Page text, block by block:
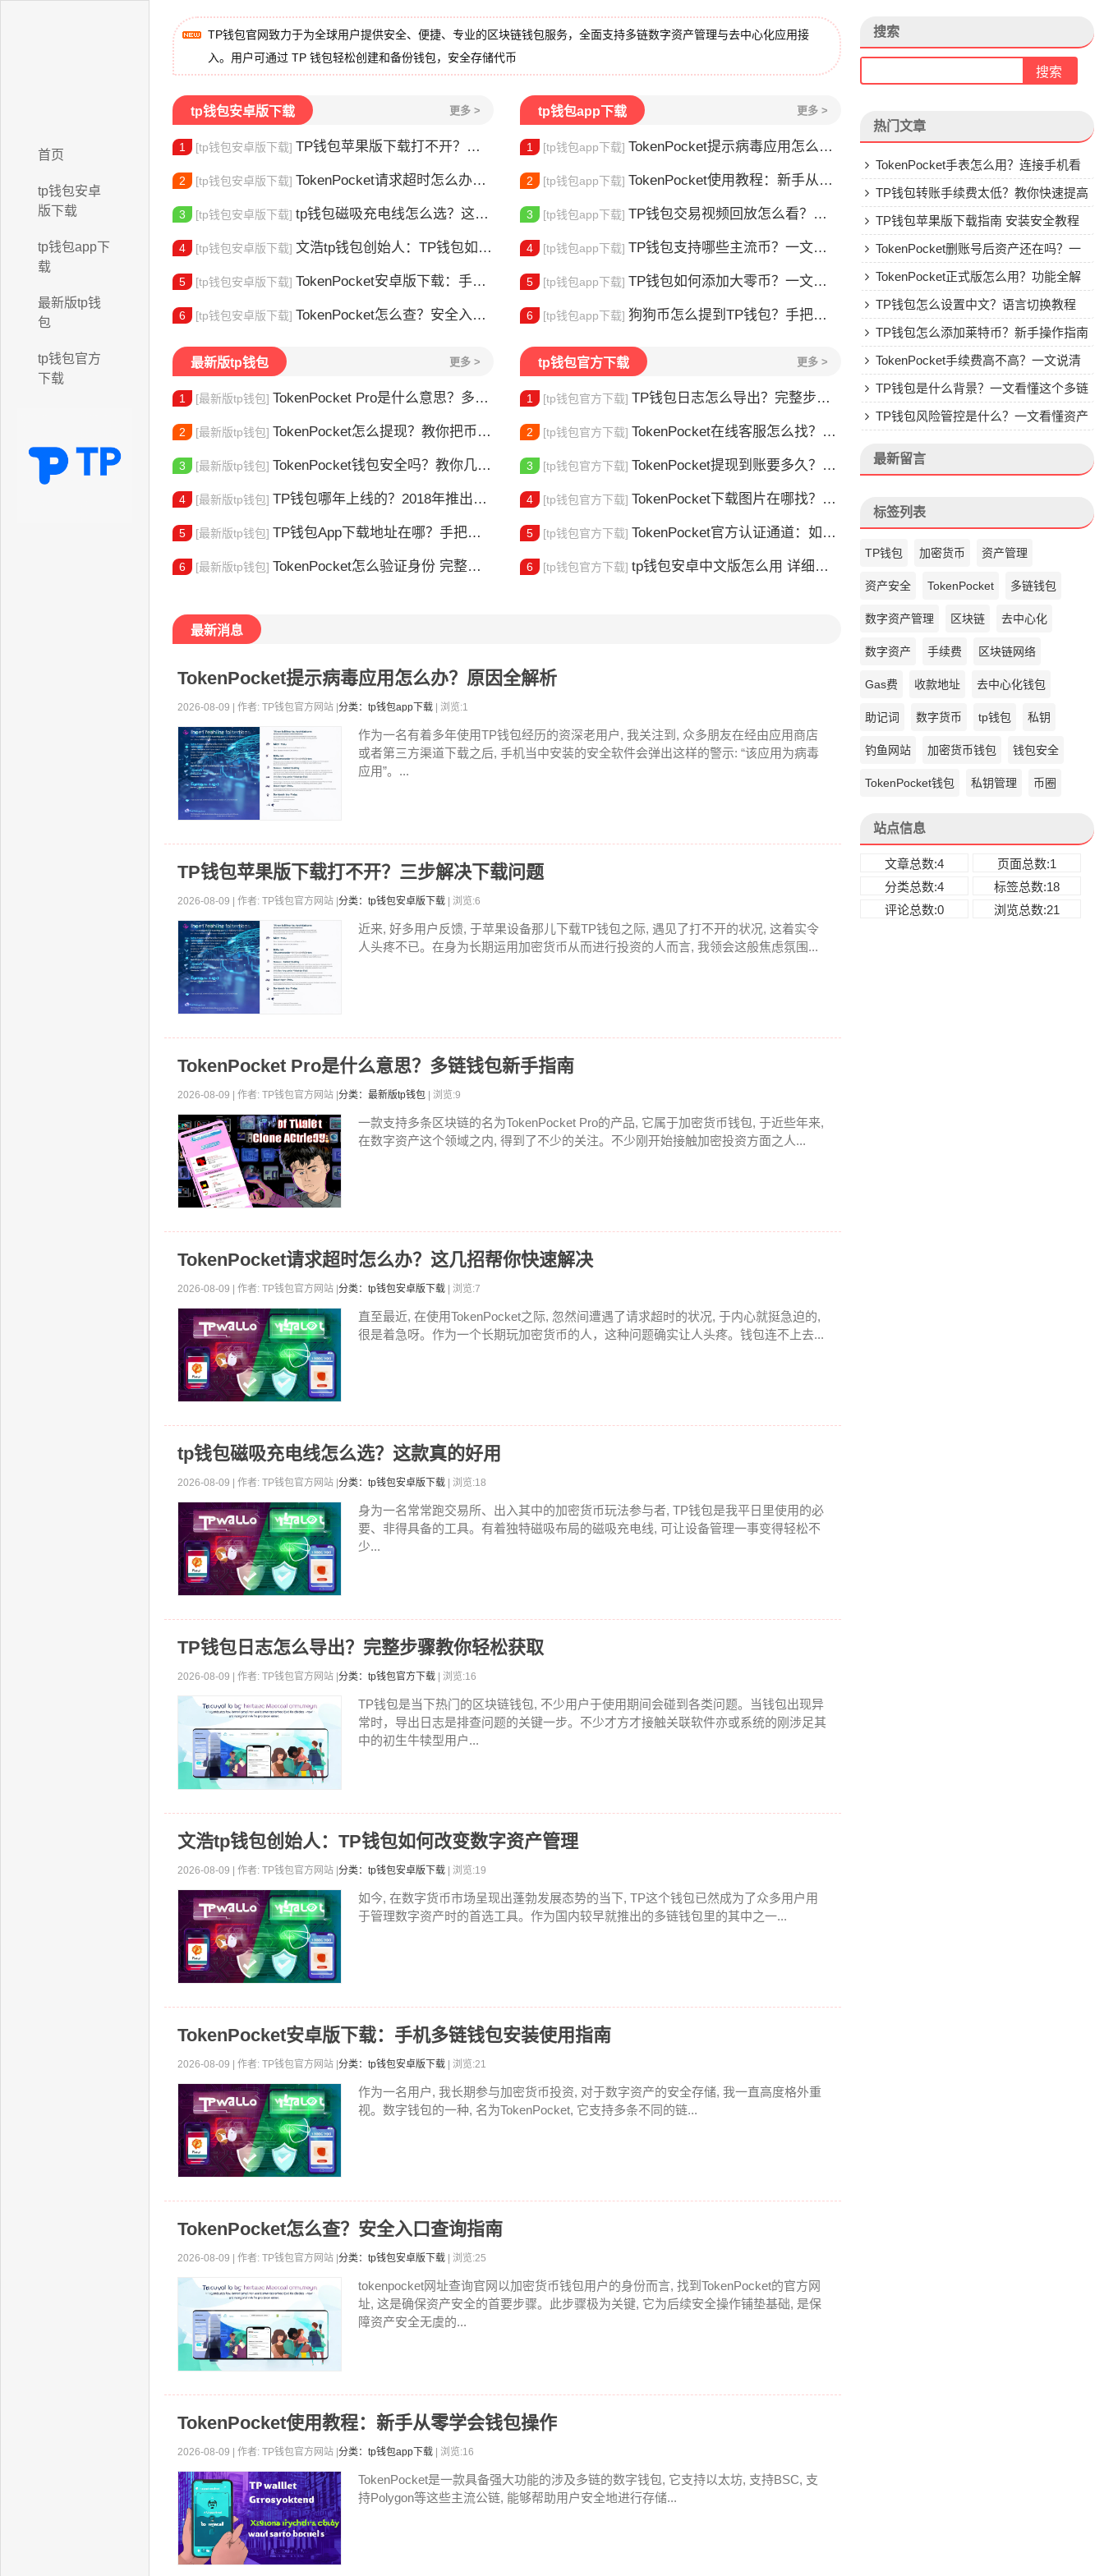
首页
tp钱包安卓
版下载
tp钱包app下
载
最新版tp钱
包
tp钱包官方
下载
TP钱包官网致力于为全球用户提供安全、便捷、专业的区块链钱包服务，全面支持多链数字资产管理与去中心化应用接
入。用户可通过 TP 钱包轻松创建和备份钱包，安全存储代币
tp钱包安卓版下载 更多 >
1 [tp钱包安卓版下载] TP钱包苹果版下载打不开？三步解决下载问题
2 [tp钱包安卓版下载] TokenPocket请求超时怎么办？这几招帮你快速解决
3 [tp钱包安卓版下载] tp钱包磁吸充电线怎么选？这款真的好用
4 [tp钱包安卓版下载] 文浩tp钱包创始人：TP钱包如何改变数字资产管理
5 [tp钱包安卓版下载] TokenPocket安卓版下载：手机多链钱包安装使用指南
6 [tp钱包安卓版下载] TokenPocket怎么查？安全入口查询指南
tp钱包app下载 更多 >
1 [tp钱包app下载] TokenPocket提示病毒应用怎么办？原因全解析
2 [tp钱包app下载] TokenPocket使用教程：新手从零学会钱包操作
3 [tp钱包app下载] TP钱包交易视频回放怎么看？一文教你轻松找回
4 [tp钱包app下载] TP钱包支持哪些主流币？一文看懂
5 [tp钱包app下载] TP钱包如何添加大零币？一文教你轻松操作
6 [tp钱包app下载] 狗狗币怎么提到TP钱包？手把手教你安全转入
最新版tp钱包 更多 >
1 [最新版tp钱包] TokenPocket Pro是什么意思？多链钱包新手指南
2 [最新版tp钱包] TokenPocket怎么提现？教你把币安全换成现金
3 [最新版tp钱包] TokenPocket钱包安全吗？教你几招自查
4 [最新版tp钱包] TP钱包哪年上线的？2018年推出的多链钱包全解析
5 [最新版tp钱包] TP钱包App下载地址在哪？手把手教你安全下载
6 [最新版tp钱包] TokenPocket怎么验证身份 完整教程分享 手把手教你完成KYC认证流程
tp钱包官方下载 更多 >
1 [tp钱包官方下载] TP钱包日志怎么导出？完整步骤教你轻松获取
2 [tp钱包官方下载] TokenPocket在线客服怎么找？人工客服快速接入攻略
3 [tp钱包官方下载] TokenPocket提现到账要多久？别把钱包当银行，看完这篇就懂了
4 [tp钱包官方下载] TokenPocket下载图片在哪找？官方渠道最靠谱
5 [tp钱包官方下载] TokenPocket官方认证通道：如何找到真正的官方渠道
6 [tp钱包官方下载] tp钱包安卓中文版怎么用 详细安装教程
最新消息
TokenPocket提示病毒应用怎么办？原因全解析
2026-08-09 | 作者: TP钱包官方网站 | 分类：tp钱包app下载 | 浏览:1
作为一名有着多年使用TP钱包经历的资深老用户, 我关注到, 众多朋友在经由应用商店
或者第三方渠道下载之后, 手机当中安装的安全软件会弹出这样的警示: “该应用为病毒
应用”。...
TP钱包苹果版下载打不开？三步解决下载问题
2026-08-09 | 作者: TP钱包官方网站 | 分类：tp钱包安卓版下载 | 浏览:6
近来, 好多用户反馈, 于苹果设备那儿下载TP钱包之际, 遇见了打不开的状况, 这着实令
人头疼不已。在身为长期运用加密货币从而进行投资的人而言, 我领会这般焦虑氛围...
TokenPocket Pro是什么意思？多链钱包新手指南
2026-08-09 | 作者: TP钱包官方网站 | 分类：最新版tp钱包 | 浏览:9
一款支持多条区块链的名为TokenPocket Pro的产品, 它属于加密货币钱包, 于近些年来,
在数字资产这个领域之内, 得到了不少的关注。不少刚开始接触加密投资方面之人...
TokenPocket请求超时怎么办？这几招帮你快速解决
2026-08-09 | 作者: TP钱包官方网站 | 分类：tp钱包安卓版下载 | 浏览:7
直至最近, 在使用TokenPocket之际, 忽然间遭遇了请求超时的状况, 于内心就挺急迫的,
很是着急呀。作为一个长期玩加密货币的人，这种问题确实让人头疼。钱包连不上去...
tp钱包磁吸充电线怎么选？这款真的好用
2026-08-09 | 作者: TP钱包官方网站 | 分类：tp钱包安卓版下载 | 浏览:18
身为一名常常跑交易所、出入其中的加密货币玩法参与者, TP钱包是我平日里使用的必
要、非得具备的工具。有着独特磁吸布局的磁吸充电线, 可让设备管理一事变得轻松不
少...
TP钱包日志怎么导出？完整步骤教你轻松获取
2026-08-09 | 作者: TP钱包官方网站 | 分类：tp钱包官方下载 | 浏览:16
TP钱包是当下热门的区块链钱包, 不少用户于使用期间会碰到各类问题。当钱包出现异
常时，导出日志是排查问题的关键一步。不少才方才接触关联软件亦或系统的刚涉足其
中的初生牛犊型用户...
文浩tp钱包创始人：TP钱包如何改变数字资产管理
2026-08-09 | 作者: TP钱包官方网站 | 分类：tp钱包安卓版下载 | 浏览:19
如今, 在数字货币市场呈现出蓬勃发展态势的当下, TP这个钱包已然成为了众多用户用
于管理数字资产时的首选工具。作为国内较早就推出的多链钱包里的其中之一...
TokenPocket安卓版下载：手机多链钱包安装使用指南
2026-08-09 | 作者: TP钱包官方网站 | 分类：tp钱包安卓版下载 | 浏览:21
作为一名用户, 我长期参与加密货币投资, 对于数字资产的安全存储, 我一直高度格外重
视。数字钱包的一种, 名为TokenPocket, 它支持多条不同的链...
TokenPocket怎么查？安全入口查询指南
2026-08-09 | 作者: TP钱包官方网站 | 分类：tp钱包安卓版下载 | 浏览:25
tokenpocket网址查询官网以加密货币钱包用户的身份而言, 找到TokenPocket的官方网
址, 这是确保资产安全的首要步骤。此步骤极为关键, 它为后续安全操作铺垫基础, 是保
障资产安全无虞的...
TokenPocket使用教程：新手从零学会钱包操作
2026-08-09 | 作者: TP钱包官方网站 | 分类：tp钱包app下载 | 浏览:16
TokenPocket是一款具备强大功能的涉及多链的数字钱包, 它支持以太坊, 支持BSC, 支
持Polygon等这些主流公链, 能够帮助用户安全地进行存储...
搜索
热门文章
TokenPocket手表怎么用？连接手机看
行情教程
TP钱包转账手续费太低？教你快速提高
Gas费
TP钱包苹果版下载指南 安装安全教程
TokenPocket删账号后资产还在吗？一
文讲清楚
TokenPocket正式版怎么用？功能全解
析与安全使用指南
TP钱包怎么设置中文？语言切换教程
TP钱包怎么添加莱特币？新手操作指南
TokenPocket手续费高不高？一文说清
楚TP钱包是什么背景？一文看懂这个多链
钱包的来头
TP钱包风险管控是什么？一文看懂资产
最新留言
标签列表
TP钱包 加密货币 资产管理
资产安全 TokenPocket 多链钱包
数字资产管理 区块链 去中心化
数字资产 手续费 区块链网络
Gas费 收款地址 去中心化钱包
助记词 数字货币 tp钱包 私钥
钓鱼网站 加密货币钱包 钱包安全
TokenPocket钱包 私钥管理 币圈
站点信息
文章总数:4
页面总数:1
分类总数:4
标签总数:18
评论总数:0
浏览总数:21